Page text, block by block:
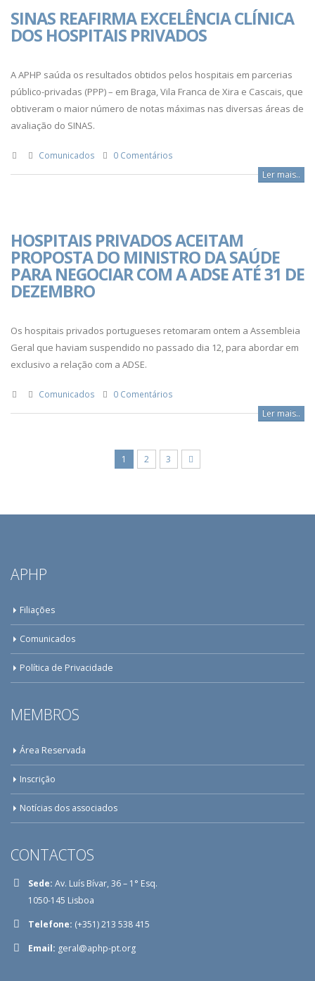
SINAS REAFIRMA EXCELÊNCIA CLÍNICA
DOS HOSPITAIS PRIVADOS
A APHP saúda os resultados obtidos pelos hospitais em parcerias
público-privadas (PPP) – em Braga, Vila Franca de Xira e Cascais, que
obtiveram o maior número de notas máximas nas diversas áreas de
avaliação do SINAS.
Comunicados 0 Comentários
Ler mais..
HOSPITAIS PRIVADOS ACEITAM
PROPOSTA DO MINISTRO DA SAÚDE
PARA NEGOCIAR COM A ADSE ATÉ 31 DE
DEZEMBRO
Os hospitais privados portugueses retomaram ontem a Assembleia
Geral que haviam suspendido no passado dia 12, para abordar em
exclusivo a relação com a ADSE.
Comunicados 0 Comentários
Ler mais..
1 2 3
APHP
Filiações
Comunicados
Política de Privacidade
MEMBROS
Área Reservada
Inscrição
Notícias dos associados
CONTACTOS
Sede: Av. Luís Bívar, 36 – 1° Esq.
1050-145 Lisboa
Telefone: (+351) 213 538 415
Email: geral@aphp-pt.org